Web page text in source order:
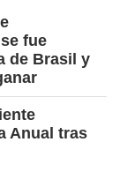
fue
de Brasil y
Anual tras